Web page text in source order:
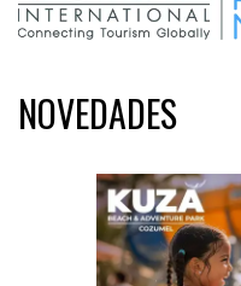
NOVEDADES